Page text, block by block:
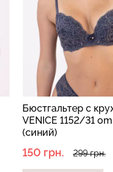
Бюстгальтер с
VENICE 1152/31
(синий)
150 грн. 299 грн.